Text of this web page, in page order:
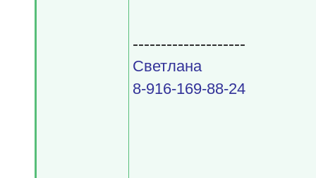
--------------------
Светлана
8-916-169-88-24